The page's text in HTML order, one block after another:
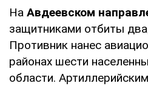
На Авдеевском
защитниками отбиты
Противник нанес
районах шести
области.